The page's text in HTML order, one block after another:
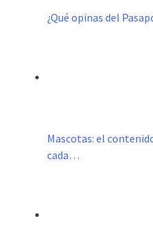
¿Qué opinas del
Mascotas: el
cada…